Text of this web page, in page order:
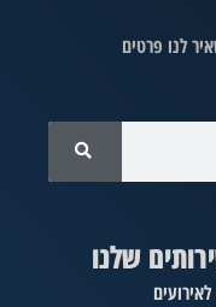
לנו פרטים
שלנו